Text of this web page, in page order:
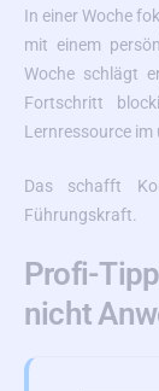
In einer Woche
mit einem
Woche schlägt
Fortschritt
Lernressource im
Das schafft
Führungskraft.
Profi-
nicht